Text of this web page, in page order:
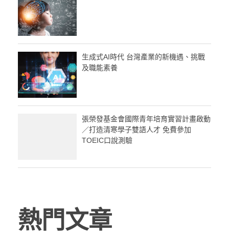
生成式AI時代 台灣產業的新機遇、挑戰
及職能素養
張榮發基金會國際青年培育實習計畫啟動
／打造清寒學子雙語人才 免費參加
TOEIC口說測驗
熱門文章